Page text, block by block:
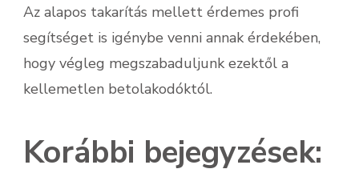
Az alapos takarítás mellett érdemes profi
segítséget is igénybe venni annak érdekében,
hogy végleg megszabaduljunk ezektől a
kellemetlen betolakodóktól.
Korábbi bejegyzések: